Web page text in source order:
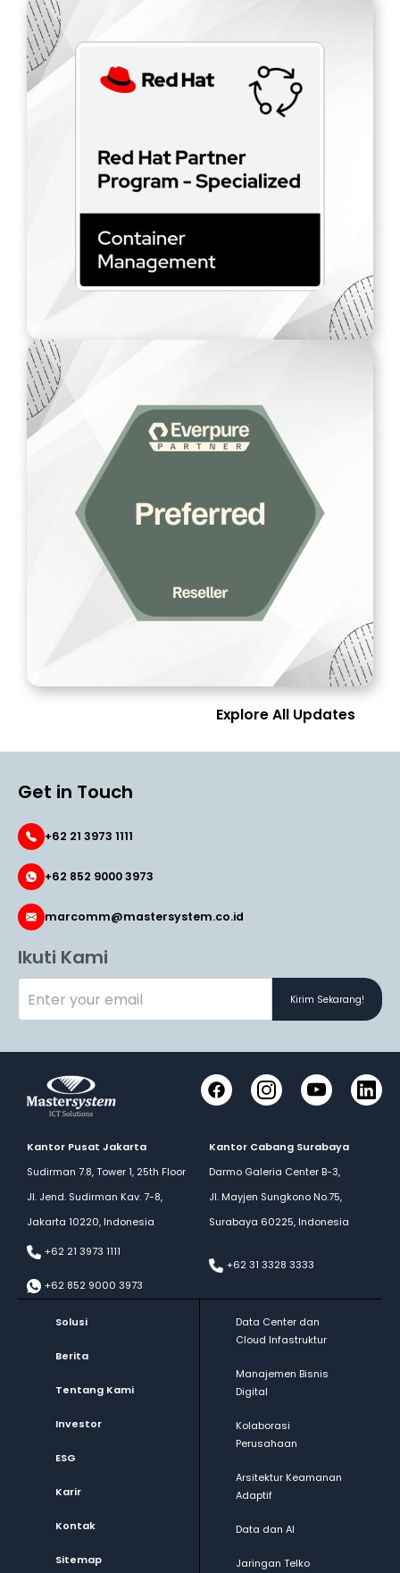
Explore All Updates
Get in Touch
+62 21 3973 1111
+62 852 9000 3973
marcomm@mastersystem.co.id
Ikuti Kami
Kirim Sekarang!
FacebookInstagramYouTube
Kantor Pusat Jakarta
Sudirman 7.8, Tower 1, 25th Floor
Jl. Jend. Sudirman Kav. 7-8,
Jakarta 10220, Indonesia
+62 21 3973 1111
+62 852 9000 3973
Kantor Cabang Surabaya
Darmo Galeria Center B-3,
Jl. Mayjen Sungkono No.75,
Surabaya 60225, Indonesia
+62 31 3328 3333
Solusi
Berita
Tentang Kami
Investor
ESG
Karir
Kontak
Sitemap
Data Center dan
Cloud Infastruktur
Manajemen Bisnis
Digital
Kolaborasi
Perusahaan
Arsitektur Keamanan
Adaptif
Data dan AI
Jaringan Telko